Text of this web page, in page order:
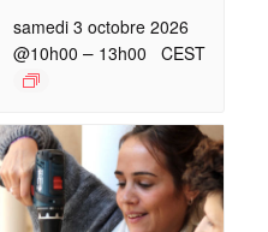
samedi 3 octobre 2026
@10h00 – 13h00 CEST